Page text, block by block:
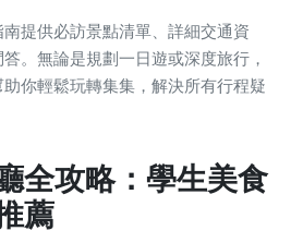
提供必訪景點清單、詳細交通資
。無論是規劃一日遊或深度旅行，
你輕鬆玩轉集集，解決所有行程疑
全攻略：學生美食
薦